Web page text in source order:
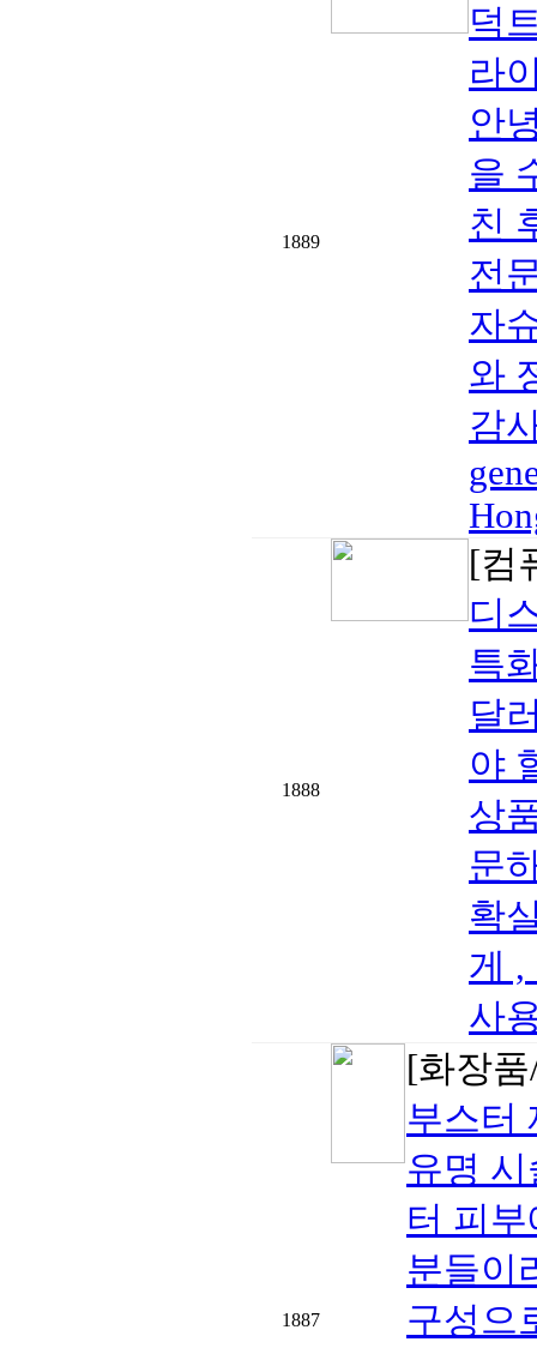
1889
덕
라
안
을
친
전
자
와
감
1888
[컴
디
특
달
야
상
문
확
게 ,
사
1887
[화장
부스터
유명
터 피
분들이
구성으